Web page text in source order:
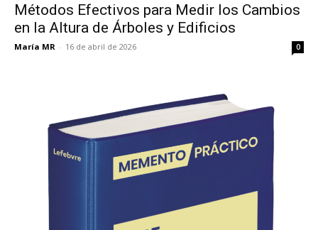
Métodos Efectivos para Medir los Cambios
en la Altura de Árboles y Edificios
María MR - 16 de abril de 2026 0